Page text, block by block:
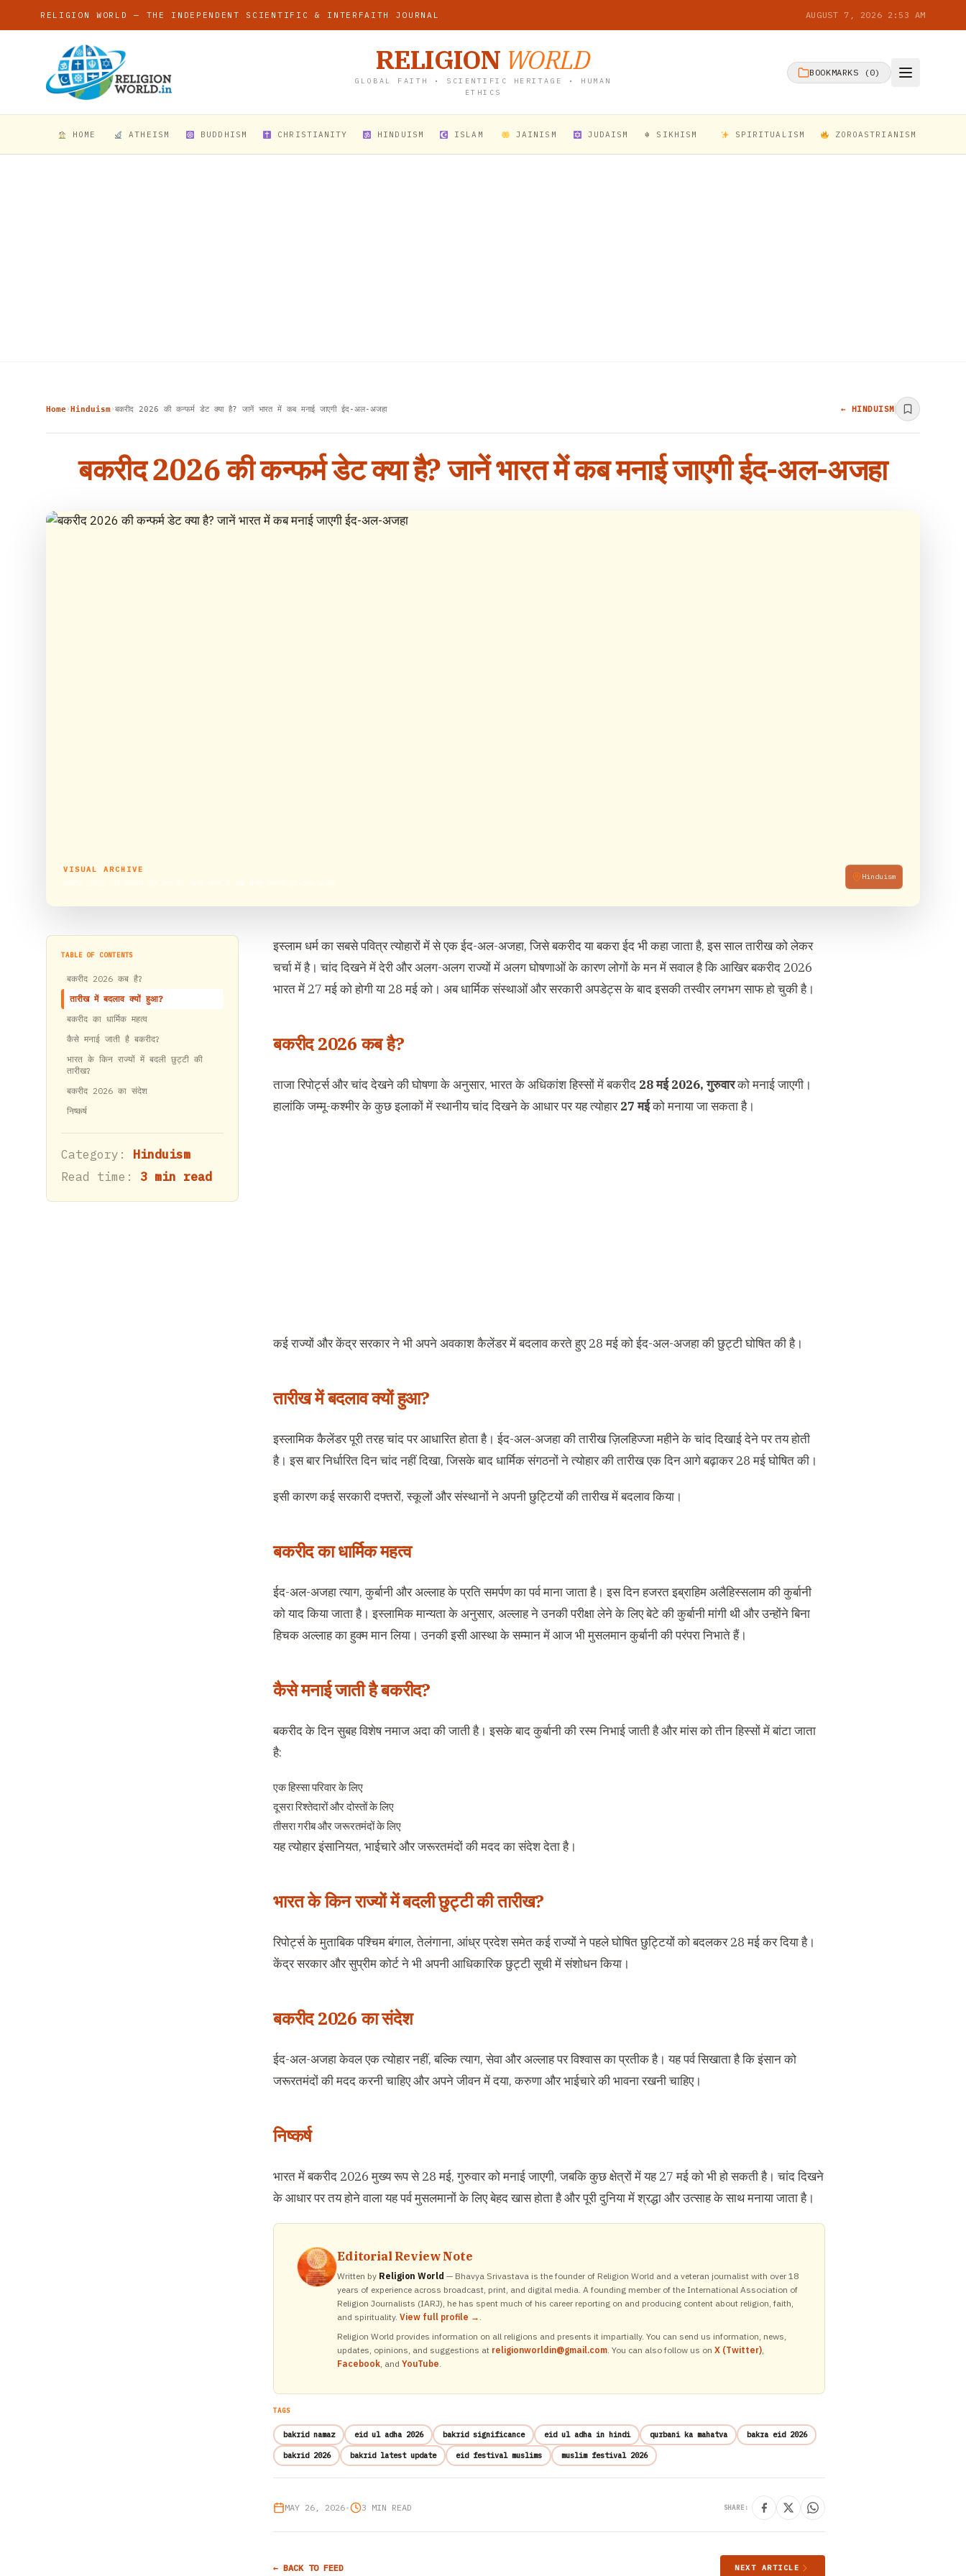
RELIGION WORLD — THE INDEPENDENT SCIENTIFIC & INTERFAITH JOURNAL AUGUST 7, 2026 2:53 AM
RELIGION WORLD
GLOBAL FAITH • SCIENTIFIC HERITAGE • HUMAN
ETHICS
BOOKMARKS ( 0)
HOME ATHEISM BUDDHISM CHRISTIANITY HINDUISM ISLAM JAINISM JUDAISM ☬ SIKHISM SPIRITUALISM ZOROASTRIANISM
Home›Hinduism›बकरीद 2026 की कन्फर्म डेट क्या है? जानें भारत में कब मनाई जाएगी ईद-अल-अजहा ← HINDUISM
बकरीद 2026 की कन्फर्म डेट क्या है? जानें भारत में कब मनाई जाएगी ईद-अल-अजहा
VISUAL ARCHIVE
Hinduism
TABLE OF CONTENTS
बकरीद 2026 कब है?
तारीख में बदलाव क्यों हुआ?
बकरीद का धार्मिक महत्व
कैसे मनाई जाती है बकरीद?
भारत के किन राज्यों में बदली छुट्टी की
तारीख?
बकरीद 2026 का संदेश
निष्कर्ष
Category: Hinduism
Read time: 3 min read
इस्लाम धर्म का सबसे पवित्र त्योहारों में से एक ईद-अल-अजहा, जिसे बकरीद या बकरा ईद भी कहा जाता है, इस साल तारीख को लेकर
चर्चा में है। चांद दिखने में देरी और अलग-अलग राज्यों में अलग घोषणाओं के कारण लोगों के मन में सवाल है कि आखिर बकरीद 2026
भारत में 27 मई को होगी या 28 मई को। अब धार्मिक संस्थाओं और सरकारी अपडेट्स के बाद इसकी तस्वीर लगभग साफ हो चुकी है।
बकरीद 2026 कब है?
ताजा रिपोर्ट्स और चांद देखने की घोषणा के अनुसार, भारत के अधिकांश हिस्सों में बकरीद 28 मई 2026, गुरुवारको मनाई जाएगी।
हालांकि जम्मू-कश्मीर के कुछ इलाकों में स्थानीय चांद दिखने के आधार पर यह त्योहार27 मईको मनाया जा सकता है।
कई राज्यों और केंद्र सरकार ने भी अपने अवकाश कैलेंडर में बदलाव करते हुए 28 मई को ईद-अल-अजहा की छुट्टी घोषित की है।
तारीख में बदलाव क्यों हुआ?
इस्लामिक कैलेंडर पूरी तरह चांद पर आधारित होता है। ईद-अल-अजहा की तारीख ज़िलहिज्जा महीने के चांद दिखाई देने पर तय होती
है। इस बार निर्धारित दिन चांद नहीं दिखा, जिसके बाद धार्मिक संगठनों ने त्योहार की तारीख एक दिन आगे बढ़ाकर 28 मई घोषित की।
इसी कारण कई सरकारी दफ्तरों, स्कूलों और संस्थानों ने अपनी छुट्टियों की तारीख में बदलाव किया।
बकरीद का धार्मिक महत्व
ईद-अल-अजहा त्याग, कुर्बानी और अल्लाह के प्रति समर्पण का पर्व माना जाता है। इस दिन हजरत इब्राहिम अलैहिस्सलाम की कुर्बानी
को याद किया जाता है। इस्लामिक मान्यता के अनुसार, अल्लाह ने उनकी परीक्षा लेने के लिए बेटे की कुर्बानी मांगी थी और उन्होंने बिना
हिचक अल्लाह का हुक्म मान लिया। उनकी इसी आस्था के सम्मान में आज भी मुसलमान कुर्बानी की परंपरा निभाते हैं।
कैसे मनाई जाती है बकरीद?
बकरीद के दिन सुबह विशेष नमाज अदा की जाती है। इसके बाद कुर्बानी की रस्म निभाई जाती है और मांस को तीन हिस्सों में बांटा जाता
है:
एक हिस्सा परिवार के लिए
दूसरा रिश्तेदारों और दोस्तों के लिए
तीसरा गरीब और जरूरतमंदों के लिए
यह त्योहार इंसानियत, भाईचारे और जरूरतमंदों की मदद का संदेश देता है।
भारत के किन राज्यों में बदली छुट्टी की तारीख?
रिपोर्ट्स के मुताबिक पश्चिम बंगाल, तेलंगाना, आंध्र प्रदेश समेत कई राज्यों ने पहले घोषित छुट्टियों को बदलकर 28 मई कर दिया है।
केंद्र सरकार और सुप्रीम कोर्ट ने भी अपनी आधिकारिक छुट्टी सूची में संशोधन किया।
बकरीद 2026 का संदेश
ईद-अल-अजहा केवल एक त्योहार नहीं, बल्कि त्याग, सेवा और अल्लाह पर विश्वास का प्रतीक है। यह पर्व सिखाता है कि इंसान को
जरूरतमंदों की मदद करनी चाहिए और अपने जीवन में दया, करुणा और भाईचारे की भावना रखनी चाहिए।
निष्कर्ष
भारत में बकरीद 2026 मुख्य रूप से 28 मई, गुरुवार को मनाई जाएगी, जबकि कुछ क्षेत्रों में यह 27 मई को भी हो सकती है। चांद दिखने
के आधार पर तय होने वाला यह पर्व मुसलमानों के लिए बेहद खास होता है और पूरी दुनिया में श्रद्धा और उत्साह के साथ मनाया जाता है।
Editorial Review Note
Written by Religion World — Bhavya Srivastava is the founder of Religion World and a veteran journalist with over 18
years of experience across broadcast, print, and digital media. A founding member of the International Association of
Religion Journalists (IARJ), he has spent much of his career reporting on and producing content about religion, faith,
and spirituality. View full profile → .
Religion World provides information on all religions and presents it impartially. You can send us information, news,
updates, opinions, and suggestions at religionworldin@gmail.com. You can also follow us on X (Twitter),
Facebook, and YouTube.
TAGS
bakrid namaz eid ul adha 2026 bakrid significance eid ul adha in hindi qurbani ka mahatva bakra eid 2026
bakrid 2026 bakrid latest update eid festival muslims muslim festival 2026
MAY 26, 2026• 3 MIN READ SHARE:
← BACK TO FEED NEXT ARTICLE